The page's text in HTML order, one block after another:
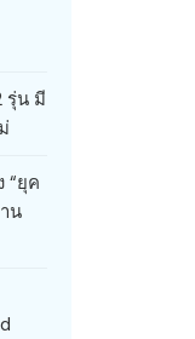
รุ่น มี
“ยุค
น